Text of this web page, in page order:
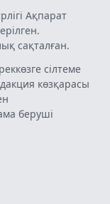
Ақпарат
сақталған.
сілтеме
көзқарасы
беруші